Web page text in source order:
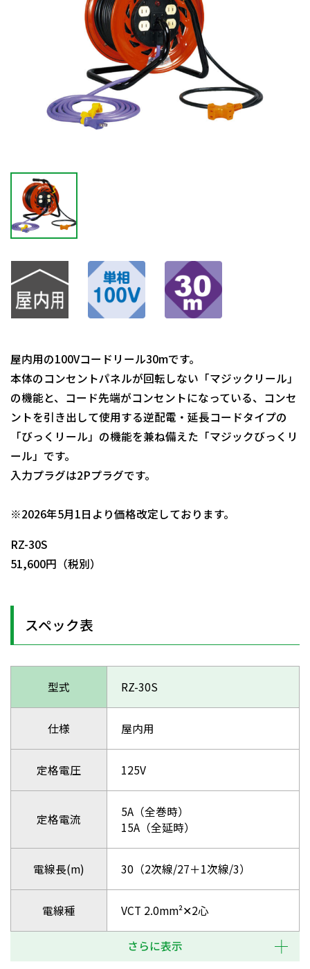
屋内用の100Vコードリール30mです。
本体のコンセントパネルが回転しない「マジックリール」
の機能と、コード先端がコンセントになっている、コンセ
ントを引き出して使用する逆配電・延長コードタイプの
「びっくリール」の機能を兼ね備えた「マジックびっくリ
ール」です。
入力プラグは2Pプラグです。
※2026年5月1日より価格改定しております。
RZ-30S
51,600円（税別）
スペック表
型式 RZ-30S
仕様 屋内用
定格電圧 125V
定格電流
5A（全巻時）
15A（全延時）
電線長(m) 30（2次線/27＋1次線/3）
電線種 VCT 2.0mm²✕2心
さらに表示